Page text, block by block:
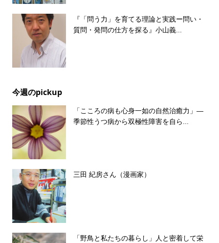
『「問う力」を育てる理論と実践ー問い・
質問・発問の仕方を探る』小山義...
今週のpickup
「こころの病も心身一如の自然治癒力」―
季節性うつ病から双極性障害を自ら...
三田 紀房さん（漫画家）
「野鳥と私たちの暮らし」人と密着して栄